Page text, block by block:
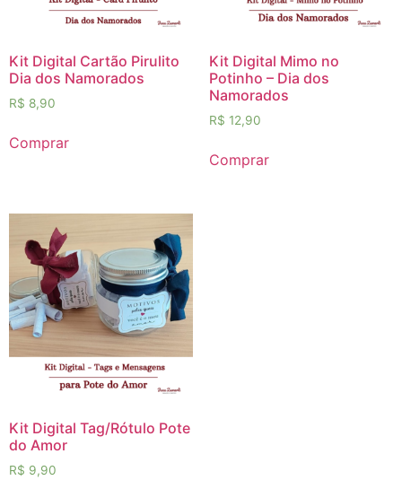
Kit Digital Cartão Pirulito
Dia dos Namorados
R$ 8,90
Comprar
Kit Digital Mimo no
Potinho – Dia dos
Namorados
R$ 12,90
Comprar
Kit Digital Tag/Rótulo Pote
do Amor
R$ 9,90